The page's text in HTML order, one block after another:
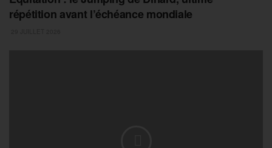
répétition avant l’échéance mondiale